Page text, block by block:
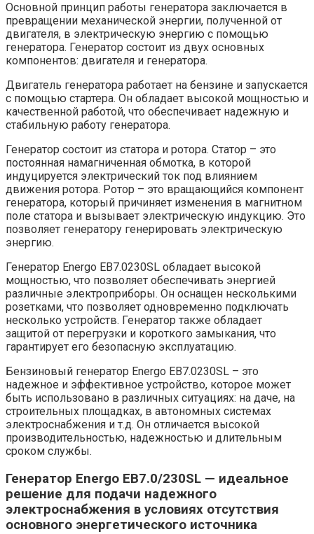
Основной принцип работы генератора заключается в
превращении механической энергии, полученной от
двигателя, в электрическую энергию с помощью
генератора. Генератор состоит из двух основных
компонентов: двигателя и генератора.
Двигатель генератора работает на бензине и запускается
с помощью стартера. Он обладает высокой мощностью и
качественной работой, что обеспечивает надежную и
стабильную работу генератора.
Генератор состоит из статора и ротора. Статор – это
постоянная намагниченная обмотка, в которой
индуцируется электрический ток под влиянием
движения ротора. Ротор – это вращающийся компонент
генератора, который причиняет изменения в магнитном
поле статора и вызывает электрическую индукцию. Это
позволяет генератору генерировать электрическую
энергию.
Генератор Energo EB7.0230SL обладает высокой
мощностью, что позволяет обеспечивать энергией
различные электроприборы. Он оснащен несколькими
розетками, что позволяет одновременно подключать
несколько устройств. Генератор также обладает
защитой от перегрузки и короткого замыкания, что
гарантирует его безопасную эксплуатацию.
Бензиновый генератор Energo EB7.0230SL – это
надежное и эффективное устройство, которое может
быть использовано в различных ситуациях: на даче, на
строительных площадках, в автономных системах
электроснабжения и т.д. Он отличается высокой
производительностью, надежностью и длительным
сроком службы.
Генератор Energo EB7.0/230SL — идеальное
решение для подачи надежного
электроснабжения в условиях отсутствия
основного энергетического источника